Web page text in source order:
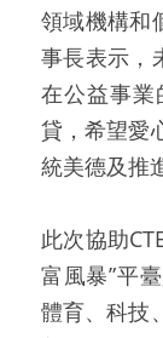
領域機構和
事長表示，
在公益事業
貸，希望愛
統美德及推
此次協助
富風暴”平
體育、科技